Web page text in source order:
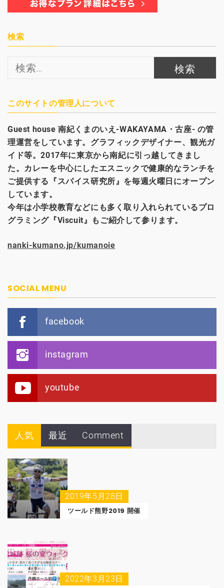
検索
索:
このサイトの管理人について
Guest house南紀くまのいえ-WAKAYAMA・古座- の管
理運営をしています。グラフィックデザイナー、観光ガ
イド等。2017年に東京から南紀に引っ越してきまし
た。カレーを中心にしたエスニックで健康的なランチを
ご提供する『スパイス研究所』を毎週火曜日にオープン
しています。
今年は小学校教育などにも多く取り入れられているプロ
グラミング『Viscuit』もご紹介して参ります。
nanki-kumano.jp/kumanoie
SOCIAL MENU
facebook
instagram
youtube
人気 最近 Comment
2019年5月28日
ツールド熊野2019 開催
2022年3月23日